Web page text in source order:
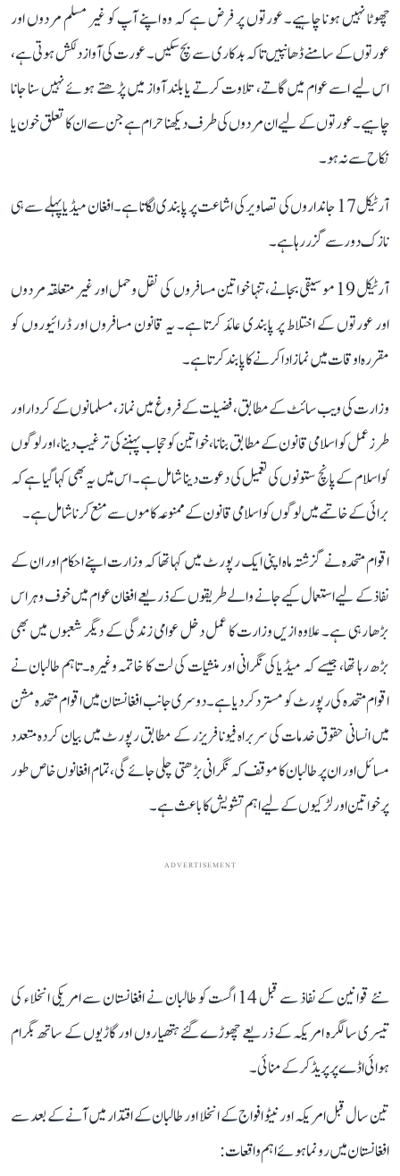
چھوٹا نہیں ہونا چاہیے۔ عورتوں پر فرض ہے کہ وہ اپنے آپ کو غیر مسلم مردوں اور
عورتوں کے سامنے ڈھانپیں تاکہ بدکاری سے بچ سکیں۔ عورت کی آواز دلکش ہوتی ہے،
اس لیے اسے عوام میں گاتے، تلاوت کرتے یا بلند آواز میں پڑھتے ہوئے نہیں سنا جانا
چاہیے۔ عورتوں کے لیے ان مردوں کی طرف دیکھنا حرام ہے جن سے ان کا تعلق خون یا
نکاح سے نہ ہو ۔
آرٹیکل 17 جانداروں کی تصاویر کی اشاعت پر پابندی لگاتا ہے۔ افغان میڈیا پہلے سے ہی
نازک دور سے گزر رہا ہے۔
آرٹیکل 19 موسیقی بجانے، تنہا خواتین مسافروں کی نقل و حمل اور غیر متعلقہ مردوں
اور عورتوں کے اختلاط پر پابندی عائد کرتا ہے۔ یہ قانون مسافروں اور ڈرائیوروں کو
مقررہ اوقات میں نماز ادا کرنے کا پابند کرتا ہے۔
وزارت کی ویب سائٹ کے مطابق، فضیلت کے فروغ میں نماز، مسلمانوں کے کردار اور
طرز عمل کو اسلامی قانون کے مطابق بنانا، خواتین کو حجاب پہننے کی ترغیب دینا، اور لوگوں
کو اسلام کے پانچ ستونوں کی تعمیل کی دعوت دینا شامل ہے۔ اس میں یہ بھی کہا گیا ہے کہ
برائی کے خاتمے میں لوگوں کو اسلامی قانون کے ممنوعہ کاموں سے منع کرنا شامل ہے۔
اقوام متحدہ نے گزشتہ ماہ اپنی ایک رپورٹ میں کہا تھا کہ وزارت اپنے احکام اور ان کے
نفاذ کے لیے استعمال کیے جانے والے طریقوں کے ذریعے افغان عوام میں خوف و ہراس
بڑھا رہی ہے۔ علاوہ ازیں وزارت کا عمل دخل عوامی زندگی کے دیگر شعبوں میں بھی
بڑھ رہا تھا، جیسے کہ میڈیا کی نگرانی اور منشیات کی لت کا خاتمہ وغیرہ۔ تاہم طالبان نے
اقوام متحدہ کی رپورٹ کو مسترد کر دیا ہے۔ دوسری جانب افغانستان میں اقوام متحدہ مشن
میں انسانی حقوق خدمات کی سربراہ فیونا فریزر کے مطابق رپورٹ میں بیان کردہ متعدد
مسائل اور ان پر طالبان کا موقف کہ نگرانی بڑھتی چلی جائے گی، تمام افغانوں خاص طور
پر خواتین اور لڑکیوں کے لیے اہم تشویش کا باعث ہے۔
ADVERTISEMENT
نئے قوانین کے نفاذ سے قبل 14 اگست کو طالبان نے افغانستان سے امریکی انخلاء کی
تیسری سالگرہ امریکہ کے ذریعے چھوڑے گئے ہتھیاروں اور گاڑیوں کے ساتھ بگرام
ہوائی اڈے پر پریڈ کر کے منائی۔
تین سال قبل امریکہ اور نیٹو افواج کے انخلا اور طالبان کے اقتدار میں آنے کے بعد سے
افغانستان میں رونما ہوئے اہم واقعات: